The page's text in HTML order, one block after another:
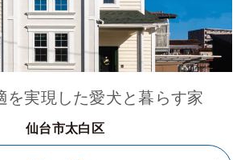
を実現した愛犬と暮らす家
仙台市太白区